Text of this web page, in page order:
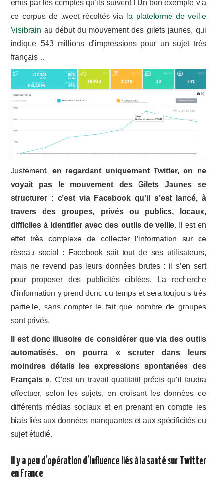
émis par les comptes qu’ils suivent ! Un bon exemple via
ce corpus de tweet récoltés via
la plateforme de veille
Visibrain au début du mouvement des gilets jaunes, qui
indique 543 millions d’impressions pour un sujet très
français …
Justement, en regardant uniquement Twitter, on ne
voyait pas le mouvement des Gilets Jaunes se
structurer : c’est via Facebook qu’il s’est lancé, à
travers des groupes, privés ou publics, locaux,
difficiles à identifier avec des outils de veille. Il est en
effet très complexe de collecter l’information sur ce
réseau social : Facebook sait tout de ses utilisateurs,
mais ne revend pas leurs données brutes : il s’en sert
pour proposer des publicités ciblées. La recherche
d’information y prend donc du temps et sera toujours très
partielle, sans compter le fait que nombre de groupes
sont privés.
Il est donc illusoire de considérer que via des outils
automatisés, on pourra « scruter dans leurs
moindres détails les expressions spontanées des
Français ». C’est un travail qualitatif précis qu’il faudra
effectuer, selon les sujets, en croisant les données de
différents médias sociaux et en prenant en compte les
biais liés aux données manquantes et aux spécificités du
sujet étudié.
Il y a peu d’opération d’influence liés à la santé sur Twitter
en France